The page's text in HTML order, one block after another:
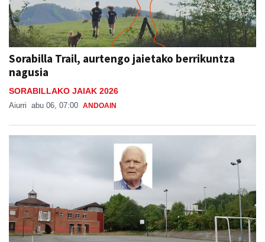
Sorabilla Trail, aurtengo jaietako berrikuntza
nagusia
SORABILLAKO JAIAK 2026
Aiurri abu 06, 07:00 ANDOAIN